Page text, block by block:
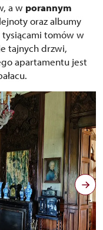
a w porannym
oraz albumy
tysiącami tomów w
tajnych drzwi,
apartamentu jest